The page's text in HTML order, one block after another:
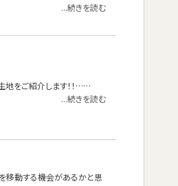
...続きを読む
地をご紹介します！！……
...続きを読む
を移動する機会があるかと思